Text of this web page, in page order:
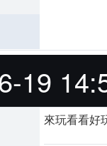
19
來玩看看好